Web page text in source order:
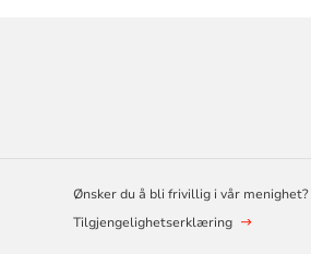
Ønsker du å bli frivillig i vår menighet?
Tilgjengelighetserklæring